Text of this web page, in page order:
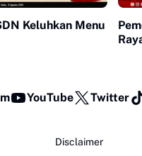
Keluhkan Menu
YouTube Twitter
Disclaimer